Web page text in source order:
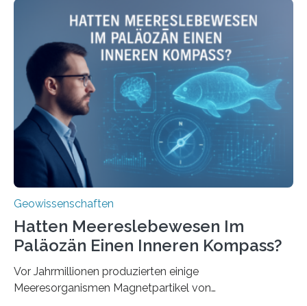
Stoffkreislauf im Ozean prägen. Die Überblicksstudie
mit dem Titel „Iron’s Irony“ ist in Communications Earth
& Environment erschienen. Die Studie fasst bestehende
Forschungsergebnisse zusammen und interpretiert sie
neu, um zu erklären, wie Eisen, das aus hydrothermalen
Systemen freigesetzt wird, über ganze Ozeanbecken
transportiert werden kann. „Das…
Geowissenschaften
Hatten Meereslebewesen Im
Paläozän Einen Inneren Kompass?
Vor Jahrmillionen produzierten einige
Meeresorganismen Magnetpartikel von